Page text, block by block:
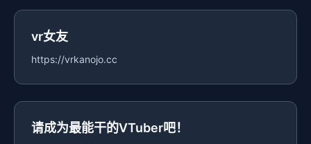
vr女友
https://vrkanojo.cc
请成为最能干的VTuber吧！